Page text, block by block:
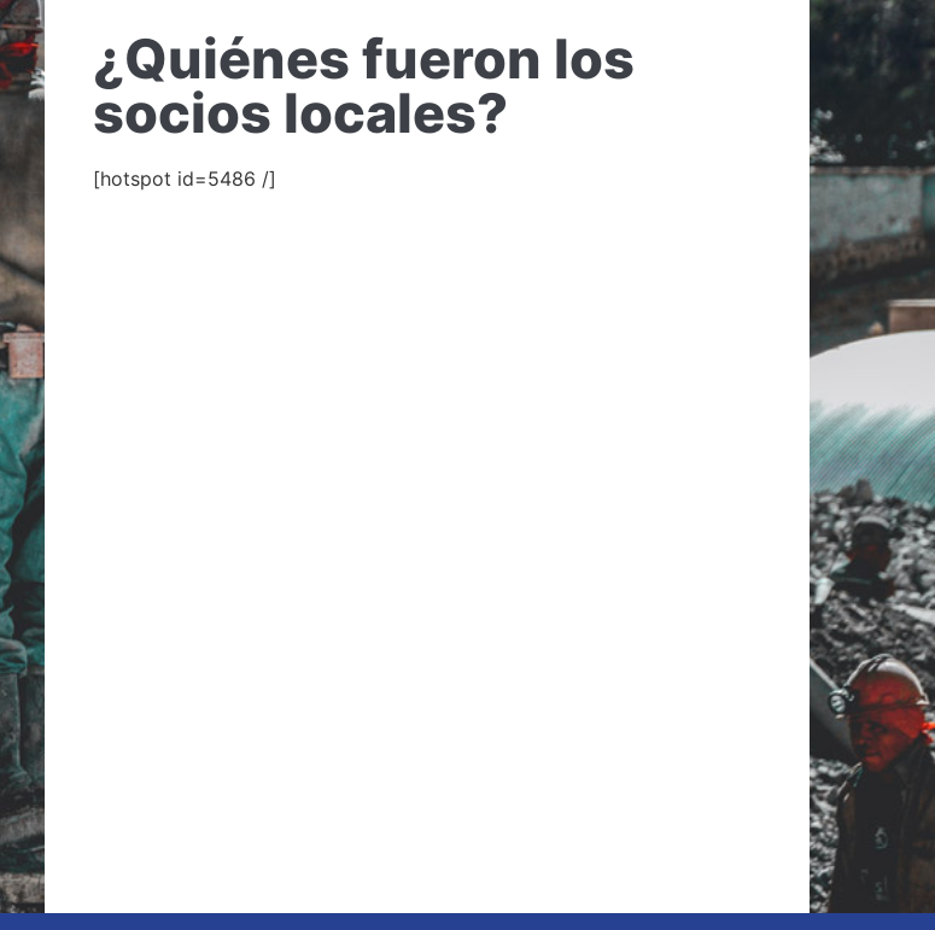
¿Quiénes fueron los
socios locales?
[hotspot id=5486 /]